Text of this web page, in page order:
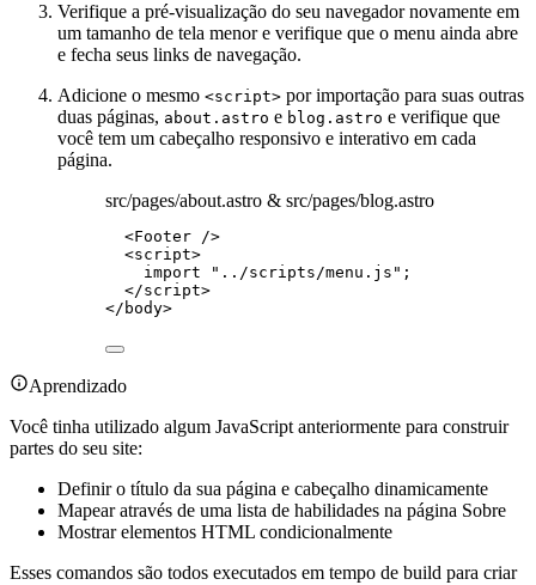
Verifique a pré-visualização do seu navegador novamente em
um tamanho de tela menor e verifique que o menu ainda abre
e fecha seus links de navegação.
Adicione o mesmo <script> por importação para suas outras
duas páginas, about.astro e blog.astro e verifique que
você tem um cabeçalho responsivo e interativo em cada
página.
src/pages/about.astro & src/pages/blog.astro
<Footer />
<script>
import
" ../scripts/menu.js " ;
</script>
</ body>
Aprendizado
Você tinha utilizado algum JavaScript anteriormente para construir
partes do seu site:
Definir o título da sua página e cabeçalho dinamicamente
Mapear através de uma lista de habilidades na página Sobre
Mostrar elementos HTML condicionalmente
Esses comandos são todos executados em tempo de build para criar